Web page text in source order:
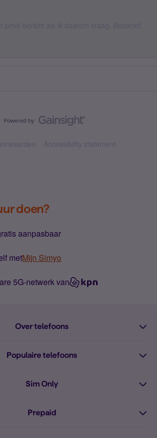
Accessibility statement
doen?
aanpasbaar
metMijn Simyo
5G-netwerk van
Over telefoons
Populaire telefoons
Sim Only
Prepaid